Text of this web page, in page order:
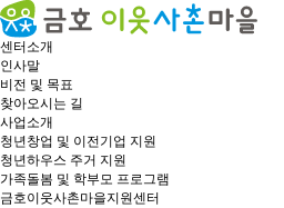
센터소개
인사말
비전 및 목표
찾아오시는 길
사업소개
청년창업 및 이전기업 지원
청년하우스 주거 지원
가족돌봄 및 학부모 프로그램
금호이웃사촌마을지원센터